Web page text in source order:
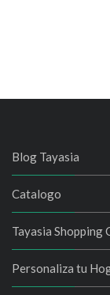
Blog Tayasia
Catalogo
Tayasia Shopping
Personaliza tu